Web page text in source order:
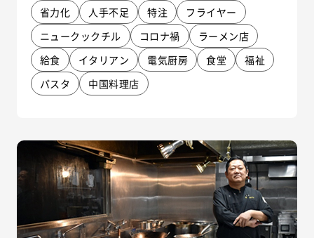
省力化
人手不足 特注
フライヤー
ニュークックチル
コロナ禍
ラーメン店
給食
イタリアン 電気厨房 食堂
福祉
パスタ
中国料理店